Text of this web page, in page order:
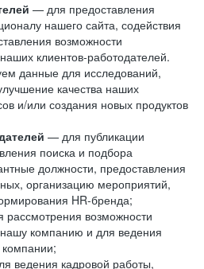
— для предоставления
нашего сайта, содействия
возможности
клиентов-работодателей.
данные для исследований,
качества наших
и/или создания новых продуктов
— для публикации
поиска и подбора
должности, предоставления
организацию мероприятий,
HR-бренда;
возможности
нашу компанию и для ведения
компании;
ведения кадровой работы,